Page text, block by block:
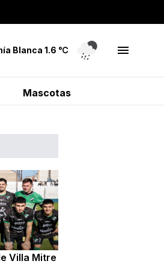
Blanca 1.6 ℃
Mascotas
Villa Mitre